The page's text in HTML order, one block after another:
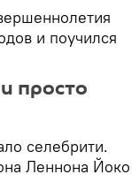
и поучился
просто
селебрити.
Леннона Йоко